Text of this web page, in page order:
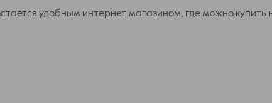
удобным интернет магазином, где можно